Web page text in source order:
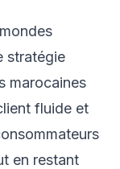
stratégie
marocaines
fluide et
en restant